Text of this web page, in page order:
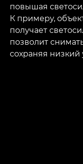
повышая
К примеру,
получает
позволит
сохраняя